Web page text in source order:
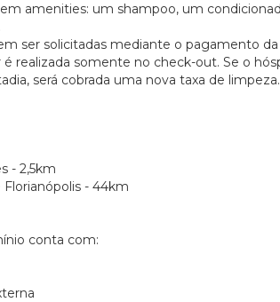
amenities: um shampoo, um
ser solicitadas mediante o pagamento
é realizada somente no check-out. Se o
será cobrada uma nova taxa de limpeza.
- 2,5km
- 44km
conta com: